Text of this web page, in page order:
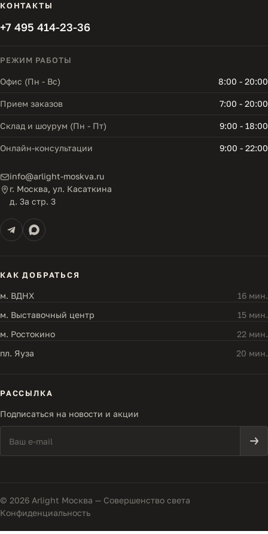
КОНТАКТЫ
+7 495 414-23-36
РЕЖИМ РАБОТЫ
Офис (Пн - Вс) 8:00 - 20:00
Прием заказов 7:00 - 20:00
Склад и шоурум (Пн - Пт) 9:00 - 18:00
Онлайн-консультации 9:00 - 22:00
info@arlight-moskva.ru
г. Москва, ул. Касаткина
д. 3а стр. 3
КАК ДОБРАТЬСЯ
м. ВДНХ
16 мин.
м. Выставочный центр
15 мин.
м. Ростокино
22 мин.
пл. Яуза
20 мин.
РАССЫЛКА
Подписаться на новости и акции
© 2026 Arlight Москва — Совершенство света
Конфиденциальность